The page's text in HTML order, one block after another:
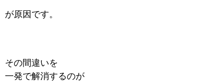
が原因です。
その間違いを
一発で解消するのが